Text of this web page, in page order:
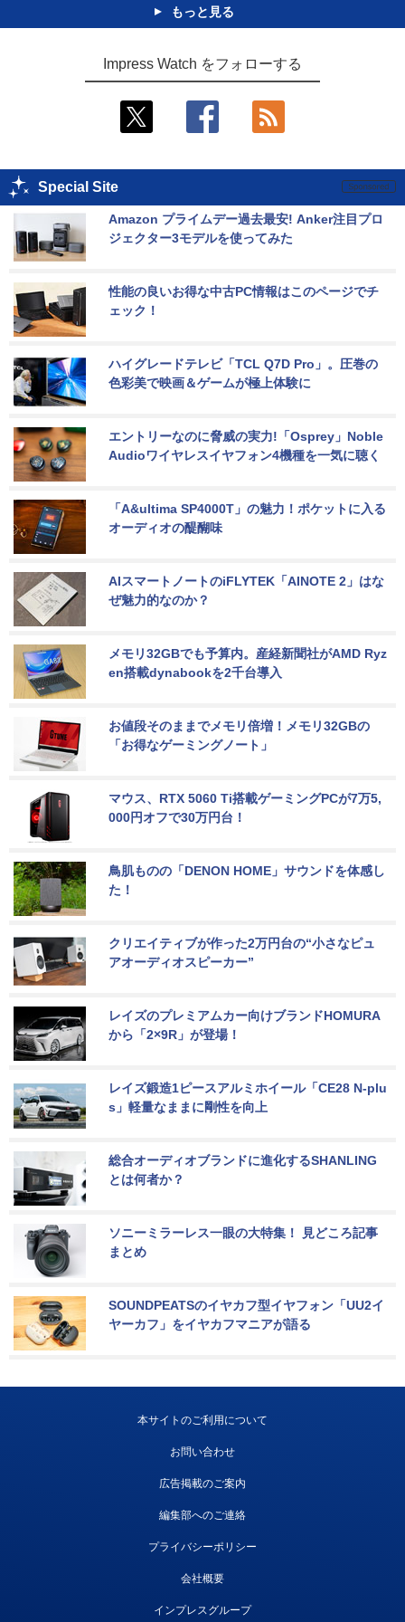
もっと見る
Impress Watch をフォローする
Special Site
Amazon プライムデー過去最安! Anker注目プロ
ジェクター3モデルを使ってみた
性能の良いお得な中古PC情報はこのページでチ
ェック！
ハイグレードテレビ「TCL Q7D Pro」。圧巻の
色彩美で映画＆ゲームが極上体験に
エントリーなのに脅威の実力!「Osprey」Noble
Audioワイヤレスイヤフォン4機種を一気に聴く
「A&ultima SP4000T」の魅力！ポケットに入る
オーディオの醍醐味
AIスマートノートのiFLYTEK「AINOTE 2」はな
ぜ魅力的なのか？
メモリ32GBでも予算内。産経新聞社がAMD Ryz
en搭載dynabookを2千台導入
お値段そのままでメモリ倍増！メモリ32GBの
「お得なゲーミングノート」
マウス、RTX 5060 Ti搭載ゲーミングPCが7万5,
000円オフで30万円台！
鳥肌ものの「DENON HOME」サウンドを体感し
た！
クリエイティブが作った2万円台の“小さなピュ
アオーディオスピーカー”
レイズのプレミアムカー向けブランドHOMURA
から「2×9R」が登場！
レイズ鍛造1ピースアルミホイール「CE28 N-plu
s」軽量なままに剛性を向上
総合オーディオブランドに進化するSHANLING
とは何者か？
ソニーミラーレス一眼の大特集！ 見どころ記事
まとめ
SOUNDPEATSのイヤカフ型イヤフォン「UU2イ
ヤーカフ」をイヤカフマニアが語る
本サイトのご利用について
お問い合わせ
広告掲載のご案内
編集部へのご連絡
プライバシーポリシー
会社概要
インプレスグループ